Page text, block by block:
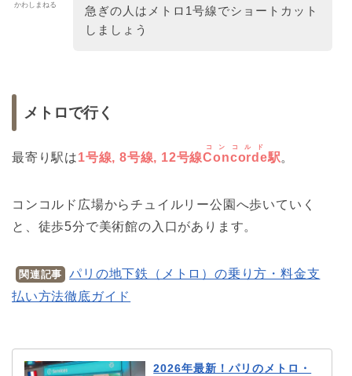
かわしまねる
急ぎの人はメトロ1号線でショートカット
しましょう
メトロで行く
最寄り駅は1号線, 8号線, 12号線Concorde
コンコルド
駅。
コンコルド広場からチュイルリー公園へ歩いていく
と、徒歩5分で美術館の入口があります。
関連記事
パリの地下鉄（メトロ）の乗り方・料金支
払い方法徹底ガイド
2026年最新！パリのメトロ・